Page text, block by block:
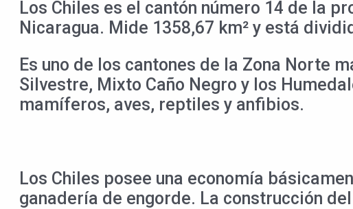
Los Chiles es el cantón número 14 de la
Nicaragua. Mide 1358,67 km² y está
Es uno de los cantones de la Zona Norte
Silvestre, Mixto Caño Negro y los
mamíferos, aves, reptiles y anfibios.
Los Chiles posee una economía
ganadería de engorde. La construcción